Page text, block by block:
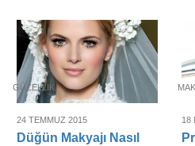
GÜZELLIK
24 TEMMUZ 2015
Düğün Makyajı Nasıl
18